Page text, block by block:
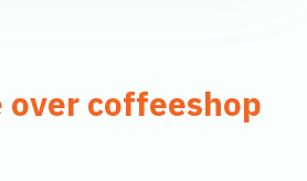
coffeeshop